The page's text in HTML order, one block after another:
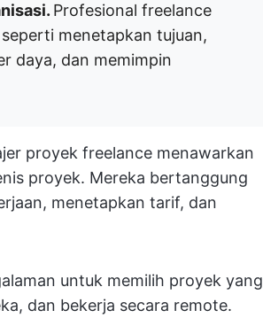
Profesional freelance
menetapkan tujuan,
daya, dan memimpin
proyek freelance menawarkan
proyek. Mereka bertanggung
menetapkan tarif, dan
untuk memilih proyek yang
dan bekerja secara remote.